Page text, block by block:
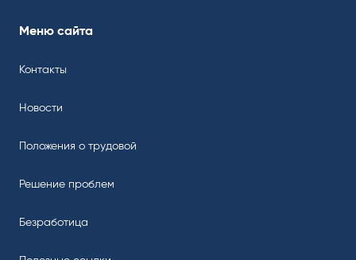
Меню сайта
Контакты
Новости
Положения о трудовой
Решение проблем
Безработица